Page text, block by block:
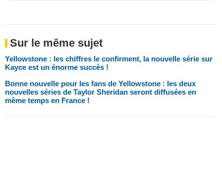
Sur le même sujet
Yellowstone : les chiffres le confirment, la nouvelle série sur
Kayce est un énorme succès !
Bonne nouvelle pour les fans de Yellowstone : les deux
nouvelles séries de Taylor Sheridan seront diffusées en
même temps en France !